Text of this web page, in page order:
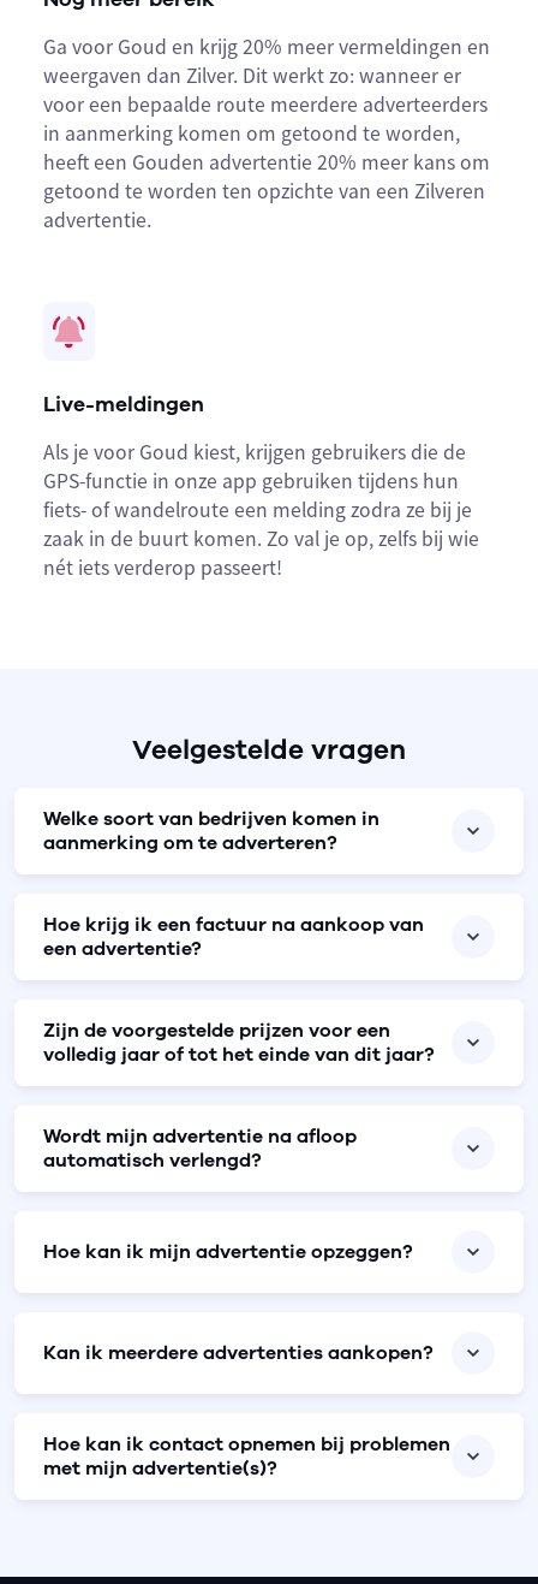
Ga voor Goud en krijg 20% meer vermeldingen en
weergaven dan Zilver. Dit werkt zo: wanneer er
voor een bepaalde route meerdere adverteerders
in aanmerking komen om getoond te worden,
heeft een Gouden advertentie 20% meer kans om
getoond te worden ten opzichte van een Zilveren
advertentie.
Live-meldingen
Als je voor Goud kiest, krijgen gebruikers die de
GPS-functie in onze app gebruiken tijdens hun
fiets- of wandelroute een melding zodra ze bij je
zaak in de buurt komen. Zo val je op, zelfs bij wie
nét iets verderop passeert!
Veelgestelde vragen
Welke soort van bedrijven komen in
aanmerking om te adverteren?
Hoe krijg ik een factuur na aankoop van
een advertentie?
Zijn de voorgestelde prijzen voor een
volledig jaar of tot het einde van dit jaar?
Wordt mijn advertentie na afloop
automatisch verlengd?
Hoe kan ik mijn advertentie opzeggen?
Kan ik meerdere advertenties aankopen?
Hoe kan ik contact opnemen bij problemen
met mijn advertentie(s)?